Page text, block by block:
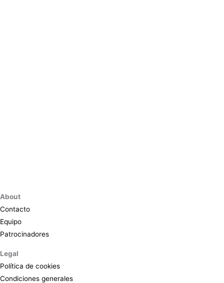
About
Contacto
Equipo
Patrocinadores
Legal
Política de cookies
Condiciones generales